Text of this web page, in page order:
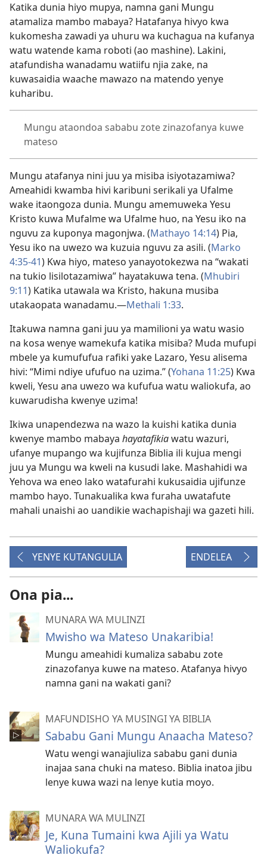
Katika dunia hiyo mupya, namna gani Mungu
atamaliza mambo mabaya? Hatafanya hivyo kwa
kukomesha zawadi ya uhuru wa kuchagua na kufanya
watu watende kama roboti (ao mashine). Lakini,
atafundisha wanadamu watiifu njia zake, na
kuwasaidia waache mawazo na matendo yenye
kuharibu.
Mungu ataondoa sababu zote zinazofanya kuwe
mateso
Mungu atafanya nini juu ya misiba isiyotazamiwa?
Ameahidi kwamba hivi karibuni serikali ya Ufalme
wake itaongoza dunia. Mungu amemuweka Yesu
Kristo kuwa Mufalme wa Ufalme huo, na Yesu iko na
nguvu za kuponya magonjwa. (Mathayo 14:14) Pia,
Yesu iko na uwezo wa kuzuia nguvu za asili. (Marko
4:35-41) Kwa hiyo, mateso yanayotokezwa na “wakati
na tukio lisilotazamiwa” hayatakuwa tena. (Mhubiri
9:11) Katika utawala wa Kristo, hakuna musiba
utakaopata wanadamu.—Methali 1:33.
Itakuwa namna gani juu ya mamilioni ya watu wasio
na kosa wenye wamekufa katika misiba? Muda mufupi
mbele ya kumufufua rafiki yake Lazaro, Yesu alisema
hivi: “Mimi ndiye ufufuo na uzima.” (Yohana 11:25) Kwa
kweli, Yesu ana uwezo wa kufufua watu waliokufa, ao
kuwarudisha kwenye uzima!
Ikiwa unapendezwa na wazo la kuishi katika dunia
kwenye mambo mabaya hayatafikiawatu wazuri,
ufanye mupango wa kujifunza Biblia ili kujua mengi
juu ya Mungu wa kweli na kusudi lake. Mashahidi wa
Yehova wa eneo lako watafurahi kukusaidia ujifunze
mambo hayo. Tunakualika kwa furaha uwatafute
mahali unaishi ao uandikie wachapishaji wa gazeti hili.
YENYE KUTANGULIA ENDELEA
Ona pia...
MUNARA WA MULINZI
Mwisho wa Mateso Unakaribia!
Mungu ameahidi kumaliza sababu zote
zinazofanya kuwe na mateso. Atafanya hivyo
namna gani na wakati gani?
MAFUNDISHO YA MUSINGI YA BIBLIA
Sababu Gani Mungu Anaacha Mateso?
Watu wengi wanajiuliza sababu gani dunia
inajaa sana chuki na mateso. Biblia inatoa jibu
lenye kuwa wazi na lenye kutia moyo.
MUNARA WA MULINZI
Je, Kuna Tumaini kwa Ajili ya Watu
Waliokufa?